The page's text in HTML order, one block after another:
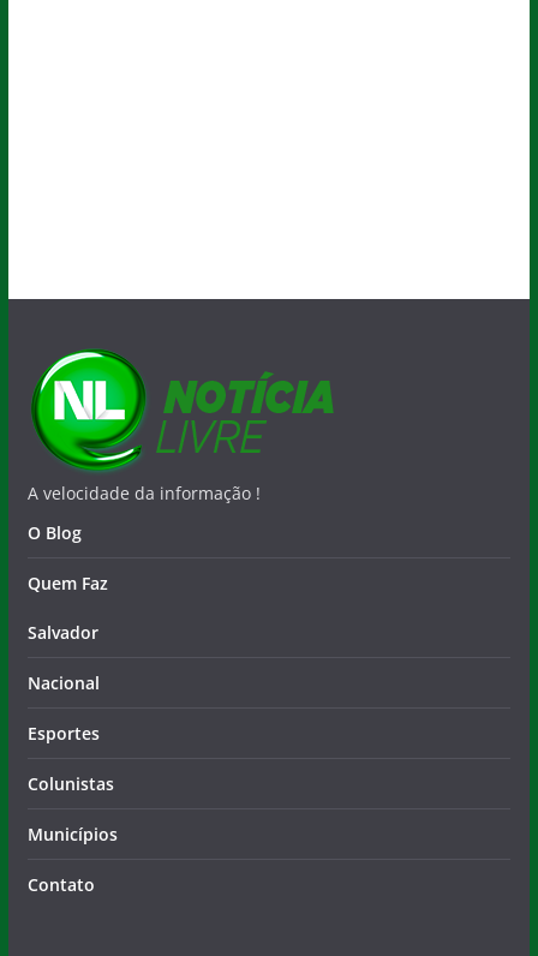
A velocidade da informação !
O Blog
Quem Faz
Salvador
Nacional
Esportes
Colunistas
Municípios
Contato